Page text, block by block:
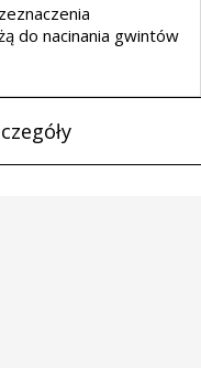
do nacinania gwintów